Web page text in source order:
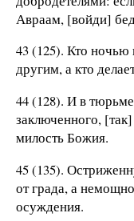
Авраам, [войди]
43 (125). Кто ночью
другим, а кто
44 (128). И в
заключенного,
милость Божия.
45 (135).
от града, а
осуждения.